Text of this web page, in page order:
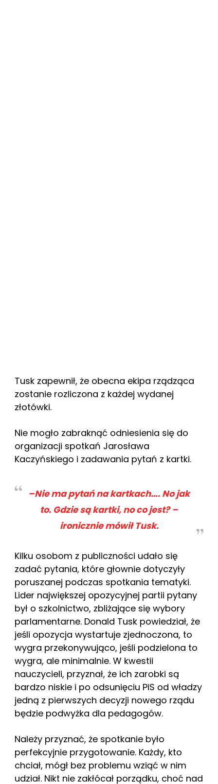
Tusk zapewnił, że obecna ekipa rządząca
zostanie rozliczona z każdej wydanej
złotówki.
Nie mogło zabraknąć odniesienia się do
organizacji spotkań Jarosława
Kaczyńskiego i zadawania pytań z kartki.
–Nie ma pytań na kartkach…. No jak
to. Gdzie są kartki, no co jest? –
ironicznie mówił Tusk.
Kilku osobom z publiczności udało się
zadać pytania, które głownie dotyczyły
poruszanej podczas spotkania tematyki.
Lider największej opozycyjnej partii pytany
był o szkolnictwo, zbliżające się wybory
parlamentarne. Donald Tusk powiedział, że
jeśli opozycja wystartuje zjednoczona, to
wygra przekonywująco, jeśli podzielona to
wygra, ale minimalnie. W kwestii
nauczycieli, przyznał, że ich zarobki są
bardzo niskie i po odsunięciu PiS od władzy
jedną z pierwszych decyzji nowego rządu
będzie podwyżka dla pedagogów.
Należy przyznać, że spotkanie było
perfekcyjnie przygotowanie. Każdy, kto
chciał, mógł bez problemu wziąć w nim
udział. Nikt nie zakłócał porządku, choć nad